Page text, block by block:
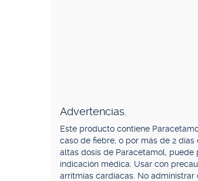
Advertencias.
Este producto contiene
caso de fiebre, o por más de 2
altas dosis de Paracetamol, puede
indicación médica. Usar con
arritmias cardiacas. No